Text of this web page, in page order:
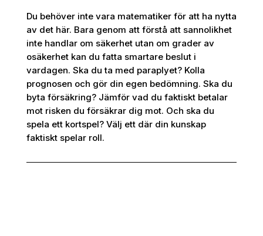
Du behöver inte vara matematiker för att ha nytta
av det här. Bara genom att förstå att sannolikhet
inte handlar om säkerhet utan om grader av
osäkerhet kan du fatta smartare beslut i
vardagen. Ska du ta med paraplyet? Kolla
prognosen och gör din egen bedömning. Ska du
byta försäkring? Jämför vad du faktiskt betalar
mot risken du försäkrar dig mot. Och ska du
spela ett kortspel? Välj ett där din kunskap
faktiskt spelar roll.